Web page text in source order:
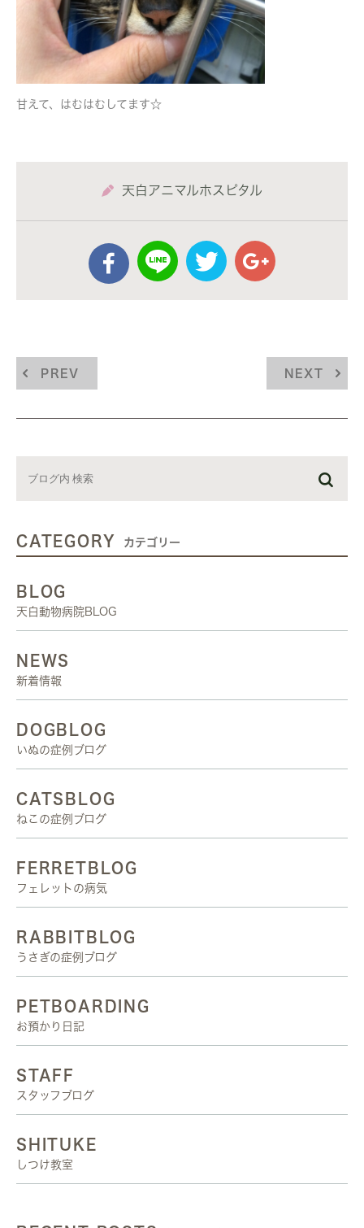
甘えて、はむはむしてます☆
天白アニマルホスピタル
PREV NEXT
CATEGORY カテゴリー
BLOG
天白動物病院BLOG
NEWS
新着情報
DOGBLOG
いぬの症例ブログ
CATSBLOG
ねこの症例ブログ
FERRETBLOG
フェレットの病気
RABBITBLOG
うさぎの症例ブログ
PETBOARDING
お預かり日記
STAFF
スタッフブログ
SHITUKE
しつけ教室